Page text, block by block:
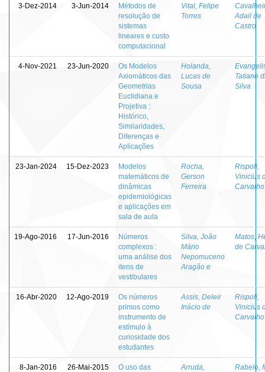
3-Dez-2014 3-Jun-2014
Métodos de
resolução de
sistemas
lineares e custo
computacional
Vital, Felipe
Torres
Adail de
Castro
4-Nov-2021 23-Jun-2020
Os Modelos
Axiomáticos das
Geometrias
Euclidiana e
Projetiva :
Histórico,
Similaridades,
Diferenças e
Aplicações
Holanda,
Lucas de
Sousa
Tatiane
Silva
23-Jan-2024 15-Dez-2023
Modelos
matemáticos de
dinâmicas
epidemiológicas
e aplicações em
sala de aula
Rocha,
Gerson
Ferreira
Rispoli,
Vinicius
Carvalho
19-Ago-2016 17-Jun-2016
Números
complexos :
uma análise dos
itens de
vestibulares
Silva, João
Mário
Nepomuceno
Aragão e
Matos,
de
16-Abr-2020 12-Ago-2019
Os números
primos como
instrumento de
estímulo à
curiosidade dos
estudantes
Assis, Deleir
Inácio de
Rispoli,
Vinicius
Carvalho
8-Jan-2016 26-Mai-2015
O uso das
Arruda,
Rabelo,